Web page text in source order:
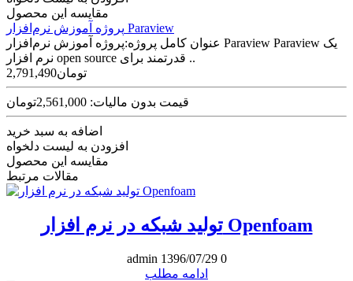
مقایسه این محصول
پروژه آموزش نرم‌افزار Paraview
عنوان کامل پروژه:پروژه آموزش نرم‌افزار Paraview Paraview یک
نرم افزار open source قدرتمند برای ..
2,791,490تومان
قیمت بدون مالیات: 2,561,000تومان
اضافه به سبد خرید
افزودن به لیست دلخواه
مقایسه این محصول
مقالات مرتبط
تولید شبکه در نرم افزار Openfoam
admin 1396/07/29 0
ادامه مطلب